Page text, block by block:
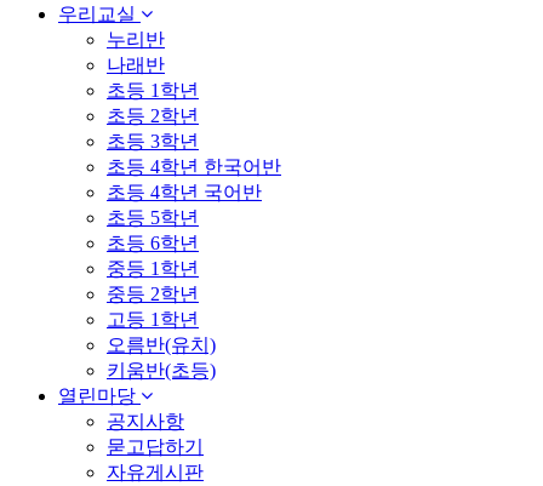
우리교실
누리반
나래반
초등 1학년
초등 2학년
초등 3학년
초등 4학년 한국어반
초등 4학년 국어반
초등 5학년
초등 6학년
중등 1학년
중등 2학년
고등 1학년
오름반(유치)
키움반(초등)
열린마당
공지사항
묻고답하기
자유게시판